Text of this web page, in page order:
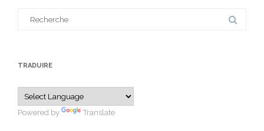
TRADUIRE
Powered by Translate